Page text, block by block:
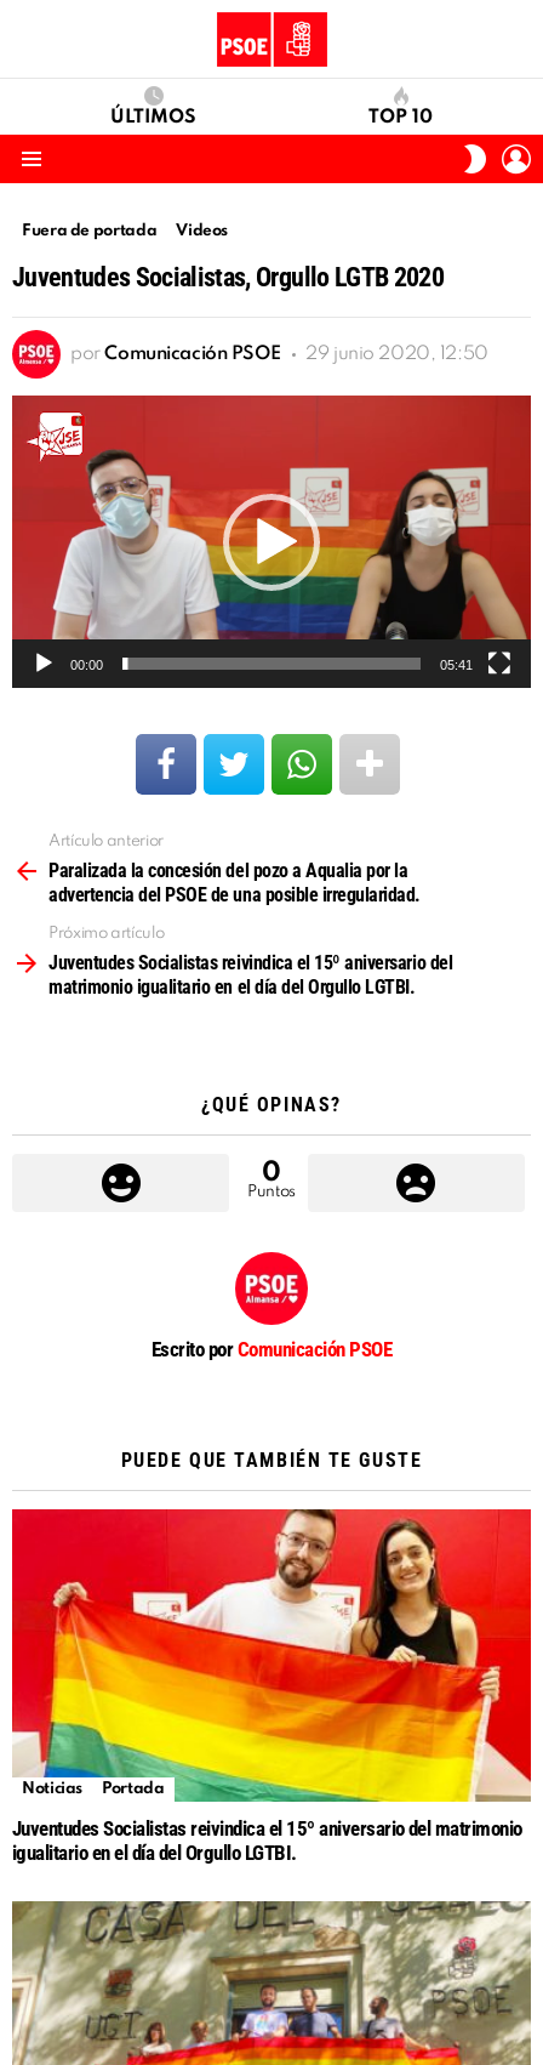
ÚLTIMOS TOP 10
SKIN
Fuera de portada Videos
Juventudes Socialistas, Orgullo LGTB 2020
por Comunicación PSOE 29 junio 2020, 12:50
vídeo
00:00 05:41
más
Artículo anterior
Paralizada la concesión del pozo a Aqualia por la
advertencia del PSOE de una posible irregularidad.
Próximo artículo
Juventudes Socialistas reivindica el 15º aniversario del
matrimonio igualitario en el día del Orgullo LGTBI.
¿QUÉ OPINAS?
0
Puntos
Escrito porComunicación PSOE
PUEDE QUE TAMBIÉN TE GUSTE
Noticias Portada
Juventudes Socialistas reivindica el 15º aniversario del matrimonio
igualitario en el día del Orgullo LGTBI.